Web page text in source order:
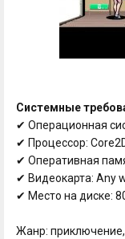
Системные
✔ Операционная
✔ Процессор:
✔ Оперативная
✔ Видеокарта: Any
✔ Место на диске:
Жанр: